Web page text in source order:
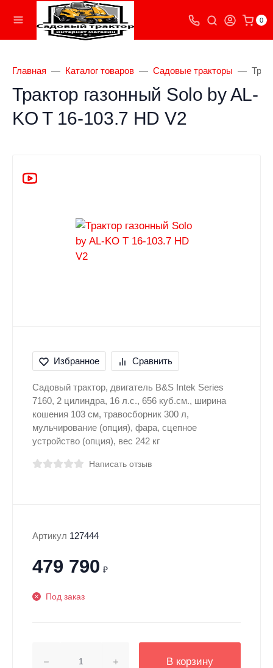
0
Главная Каталог товаров Садовые тракторы
Трактор газонный Solo by AL-
KO T 16-103.7 HD V2
Избранное Сравнить
Садовый трактор, двигатель B&S Intek Series
7160, 2 цилиндра, 16 л.с., 656 куб.см., ширина
кошения 103 см, травосборник 300 л,
мульчирование (опция), фара, сцепное
устройство (опция), вес 242 кг
Написать отзыв
Артикул 127444
479 790 ₽
Под заказ
В корзину